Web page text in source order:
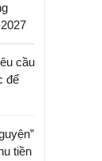
cầu
để
tiền